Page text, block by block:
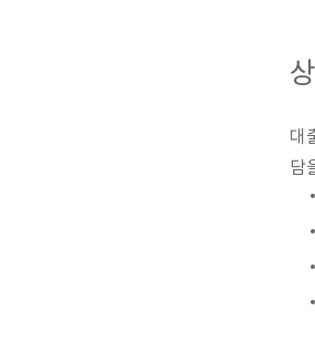
대
담